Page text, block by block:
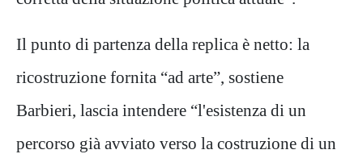
Il punto di partenza della replica è netto: la
ricostruzione fornita “ad arte”, sostiene
Barbieri, lascia intendere “l'esistenza di un
percorso già avviato verso la costruzione di un